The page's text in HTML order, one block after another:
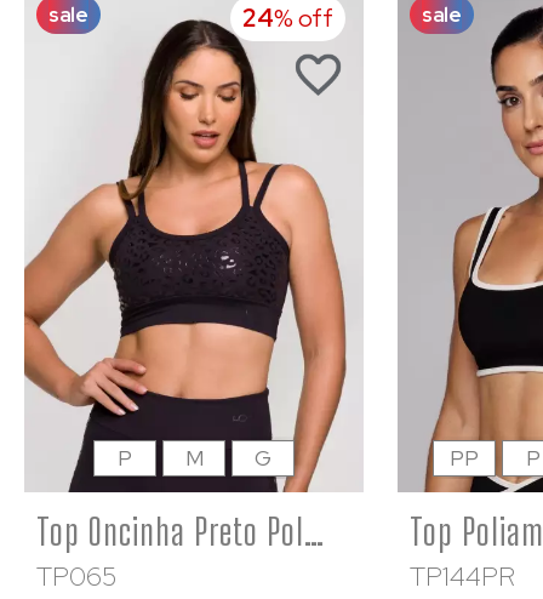
sale 24% off
Top Oncinha Preto Poliamida com Estampa e Detalhe nas Costas
TP065
P M G
sale
TP144PR
PP P